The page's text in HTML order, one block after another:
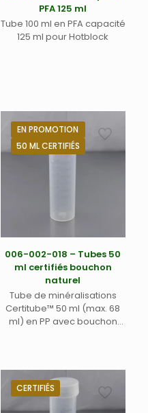
PFA 125 ml
Tube 100 ml en PFA capacité
125 ml pour Hotblock
EN PROMOTION
50 ML CERTIFIÉS
006-002-018 – Tubes 50
ml certifiés bouchon
naturel
Tube de minéralisations
Certitube™ 50 ml (max. 68
ml) en PP avec bouchon
CERTIFIÉS